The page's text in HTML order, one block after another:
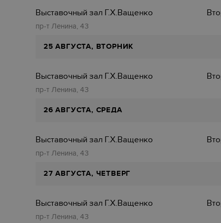
Выставочный зал Г.Х.Ващенко
пр-т Ленина, 43
25 АВГУСТА, ВТОРНИК
Выставочный зал Г.Х.Ващенко
пр-т Ленина, 43
26 АВГУСТА, СРЕДА
Выставочный зал Г.Х.Ващенко
пр-т Ленина, 43
27 АВГУСТА, ЧЕТВЕРГ
Выставочный зал Г.Х.Ващенко
пр-т Ленина, 43